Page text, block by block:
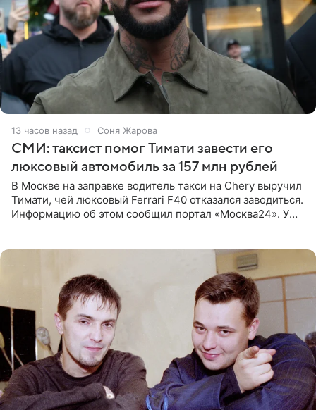
13 часов назад Соня Жарова
СМИ: таксист помог Тимати завести его
люксовый автомобиль за 157 млн рублей
В Москве на заправке водитель такси на Chery выручил
Тимати, чей люксовый Ferrari F40 отказался заводиться.
Информацию об этом сообщил портал «Москва24». У